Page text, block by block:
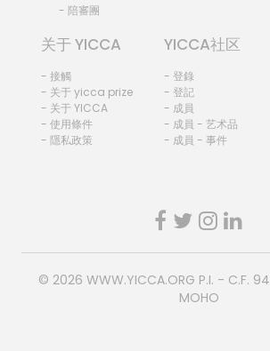
- 陪審團
关于 YICCA
- 接觸
- 关于 yicca prize
- 关于 YICCA
- 使用條件
- 隱私政策
YICCA社区
- 登錄
- 登記
- 成員
- 成員 - 艺术品
- 成員 - 事件
© 2026 WWW.YICCA.ORG P.I. - C.F.
MOHO